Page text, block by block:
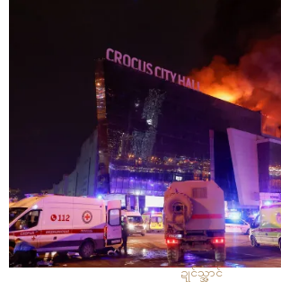
ဍုၚ်သ္အာၚ်